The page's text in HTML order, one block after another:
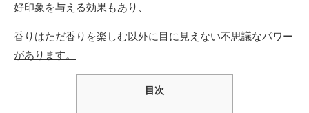
好印象を与える効果もあり、
香りはただ香りを楽しむ以外に目に見えない不思議なパワー
があります。
目次